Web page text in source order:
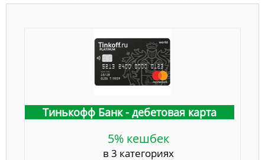
Тинькофф Банк - дебетовая карта
5% кешбек
в 3 категориях